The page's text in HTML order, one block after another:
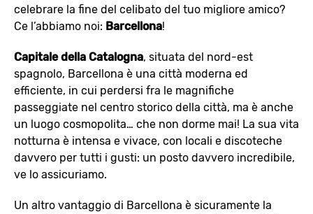
celebrare la fine del celibato del tuo migliore amico?
Ce l’abbiamo noi: Barcellona!
Capitale della Catalogna, situata del nord-est
spagnolo, Barcellona è una città moderna ed
efficiente, in cui perdersi fra le magnifiche
passeggiate nel centro storico della città, ma è anche
un luogo cosmopolita… che non dorme mai! La sua vita
notturna è intensa e vivace, con locali e discoteche
davvero per tutti i gusti: un posto davvero incredibile,
ve lo assicuriamo.
Un altro vantaggio di Barcellona è sicuramente la